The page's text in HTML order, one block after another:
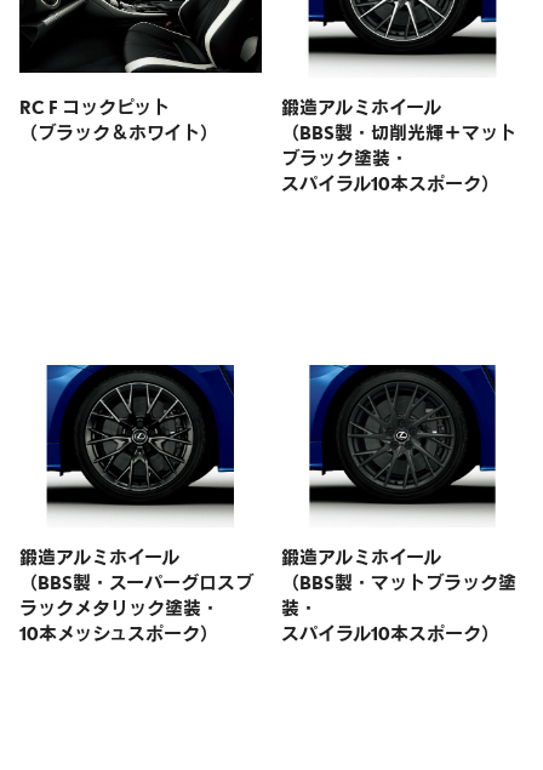
RC F コックピット
（ブラック＆ホワイト）
鍛造アルミホイール
（BBS製・切削光輝＋マット
ブラック塗装・
スパイラル10本スポーク）
鍛造アルミホイール
（BBS製・スーパーグロスブ
ラックメタリック塗装・
10本メッシュスポーク）
鍛造アルミホイール
（BBS製・マットブラック塗
装・
スパイラル10本スポーク）